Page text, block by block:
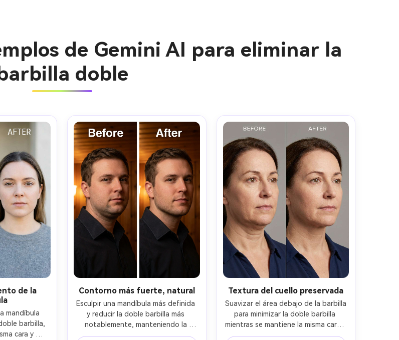
de Gemini AI para eliminar la
barbilla doble
de la
mandíbula
barbilla,
cara y
Contorno más fuerte, natural
Esculpir una mandíbula más definida
y reducir la doble barbilla más
notablemente, manteniendo la
misma forma de cara, el mismo tono
Textura del cuello preservada
Suavizar el área debajo de la barbilla
para minimizar la doble barbilla
mientras se mantiene la misma cara y
maquillaje, el mismo peinado y la